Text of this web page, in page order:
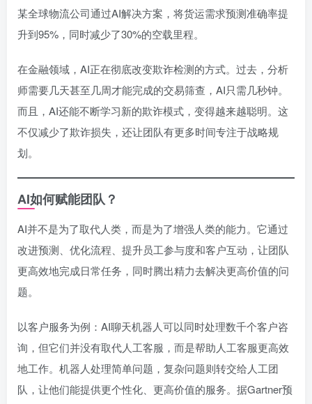
某全球物流公司通过AI解决方案，将货运需求预测准确率提
升到95%，同时减少了30%的空载里程。
在金融领域，AI正在彻底改变欺诈检测的方式。过去，分析
师需要几天甚至几周才能完成的交易筛查，AI只需几秒钟。
而且，AI还能不断学习新的欺诈模式，变得越来越聪明。这
不仅减少了欺诈损失，还让团队有更多时间专注于战略规
划。
AI如何赋能团队？
AI并不是为了取代人类，而是为了增强人类的能力。它通过
改进预测、优化流程、提升员工参与度和客户互动，让团队
更高效地完成日常任务，同时腾出精力去解决更高价值的问
题。
以客户服务为例：AI聊天机器人可以同时处理数千个客户咨
询，但它们并没有取代人工客服，而是帮助人工客服更高效
地工作。机器人处理简单问题，复杂问题则转交给人工团
队，让他们能提供更个性化、更高价值的服务。据Gartner预